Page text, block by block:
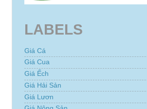
LABELS
Giá Cá
Giá Cua
Giá Ếch
Giá Hải Sản
Giá Lươn